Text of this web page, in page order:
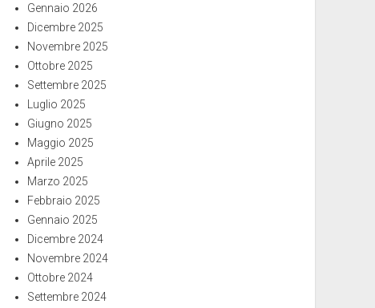
Gennaio 2026
Dicembre 2025
Novembre 2025
Ottobre 2025
Settembre 2025
Luglio 2025
Giugno 2025
Maggio 2025
Aprile 2025
Marzo 2025
Febbraio 2025
Gennaio 2025
Dicembre 2024
Novembre 2024
Ottobre 2024
Settembre 2024